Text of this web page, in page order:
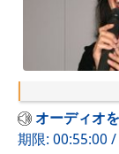
DIJ ワ
DIJ ニ
ミスセ
ポッド
オーディオ
期限: 00:55:00